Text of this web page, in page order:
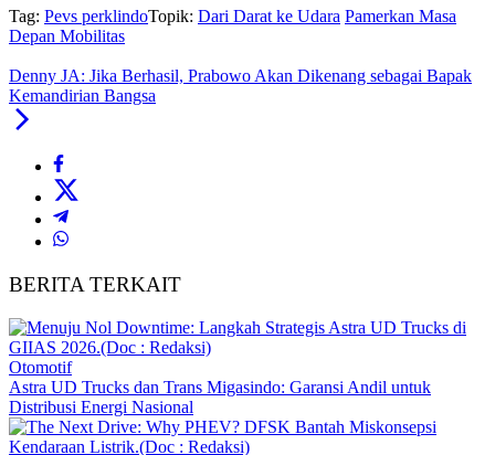
Tag: Pevs perklindoTopik: Dari Darat ke Udara Pamerkan Masa
Depan Mobilitas
Denny JA: Jika Berhasil, Prabowo Akan Dikenang sebagai Bapak
Kemandirian Bangsa
BERITA TERKAIT
Otomotif
Astra UD Trucks dan Trans Migasindo: Garansi Andil untuk
Distribusi Energi Nasional